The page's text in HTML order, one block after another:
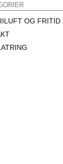
OG FRITID